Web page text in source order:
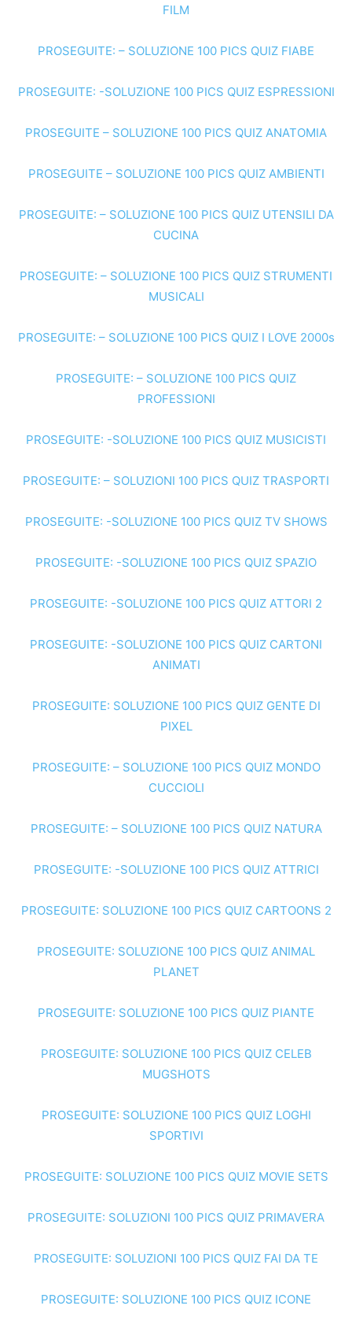
FILM
PROSEGUITE: – SOLUZIONE 100 PICS QUIZ FIABE
PROSEGUITE: -SOLUZIONE 100 PICS QUIZ ESPRESSIONI
PROSEGUITE – SOLUZIONE 100 PICS QUIZ ANATOMIA
PROSEGUITE – SOLUZIONE 100 PICS QUIZ AMBIENTI
PROSEGUITE: – SOLUZIONE 100 PICS QUIZ UTENSILI DA
CUCINA
PROSEGUITE: – SOLUZIONE 100 PICS QUIZ STRUMENTI
MUSICALI
PROSEGUITE: – SOLUZIONE 100 PICS QUIZ I LOVE 2000s
PROSEGUITE: – SOLUZIONE 100 PICS QUIZ
PROFESSIONI
PROSEGUITE: -SOLUZIONE 100 PICS QUIZ MUSICISTI
PROSEGUITE: – SOLUZIONI 100 PICS QUIZ TRASPORTI
PROSEGUITE: -SOLUZIONE 100 PICS QUIZ TV SHOWS
PROSEGUITE: -SOLUZIONE 100 PICS QUIZ SPAZIO
PROSEGUITE: -SOLUZIONE 100 PICS QUIZ ATTORI 2
PROSEGUITE: -SOLUZIONE 100 PICS QUIZ CARTONI
ANIMATI
PROSEGUITE: SOLUZIONE 100 PICS QUIZ GENTE DI
PIXEL
PROSEGUITE: – SOLUZIONE 100 PICS QUIZ MONDO
CUCCIOLI
PROSEGUITE: – SOLUZIONE 100 PICS QUIZ NATURA
PROSEGUITE: -SOLUZIONE 100 PICS QUIZ ATTRICI
PROSEGUITE: SOLUZIONE 100 PICS QUIZ CARTOONS 2
PROSEGUITE: SOLUZIONE 100 PICS QUIZ ANIMAL
PLANET
PROSEGUITE: SOLUZIONE 100 PICS QUIZ PIANTE
PROSEGUITE: SOLUZIONE 100 PICS QUIZ CELEB
MUGSHOTS
PROSEGUITE: SOLUZIONE 100 PICS QUIZ LOGHI
SPORTIVI
PROSEGUITE: SOLUZIONE 100 PICS QUIZ MOVIE SETS
PROSEGUITE: SOLUZIONI 100 PICS QUIZ PRIMAVERA
PROSEGUITE: SOLUZIONI 100 PICS QUIZ FAI DA TE
PROSEGUITE: SOLUZIONE 100 PICS QUIZ ICONE